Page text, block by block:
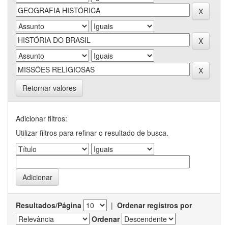
Retornar valores
Adicionar filtros:
Utilizar filtros para refinar o resultado de busca.
Resultados/Página | Ordenar registros por
Ordenar